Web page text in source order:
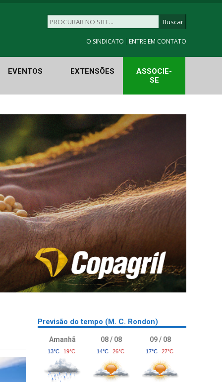
O SINDICATO | ENTRE EM CONTATO
EVENTOS EXTENSÕES
ASSOCIE-
SE
Previsão do tempo (M. C. Rondon)
Amanhã
13°C 19°C
08 / 08
14°C 26°C
09 / 08
17°C 27°C